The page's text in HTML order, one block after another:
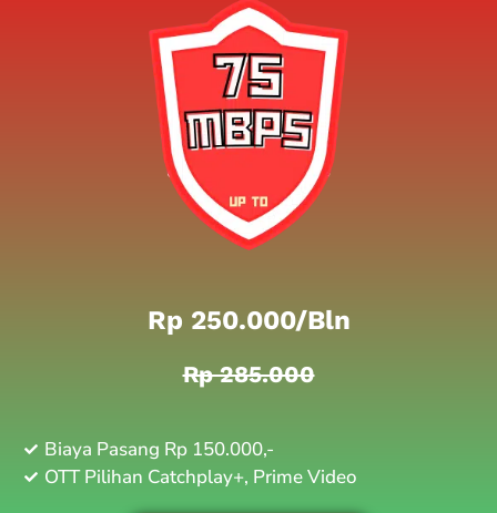
Rp 250.000/bln
Rp 285.000
Biaya Pasang Rp 150.000,-
OTT Pilihan Catchplay+, Prime Video